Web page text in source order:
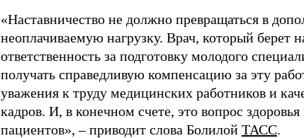
«Наставничество не должно превращаться в
неоплачиваемую нагрузку. Врач, который берет
ответственность за подготовку молодого
получать справедливую компенсацию за эту
уважения к труду медицинских работников и
кадров. И, в конечном счете, это вопрос
пациентов», – приводит слова Болилой ТАСС.